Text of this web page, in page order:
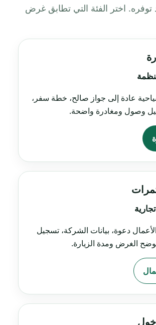
توفره. اختر الفئة التي تطابق غرض
عادة إلى جواز صالح، خطة سفر،
وصول ومغادرة واضحة.
دعوة، بيانات الشركة، تسجيل
الغرض ومدة الزيارة.